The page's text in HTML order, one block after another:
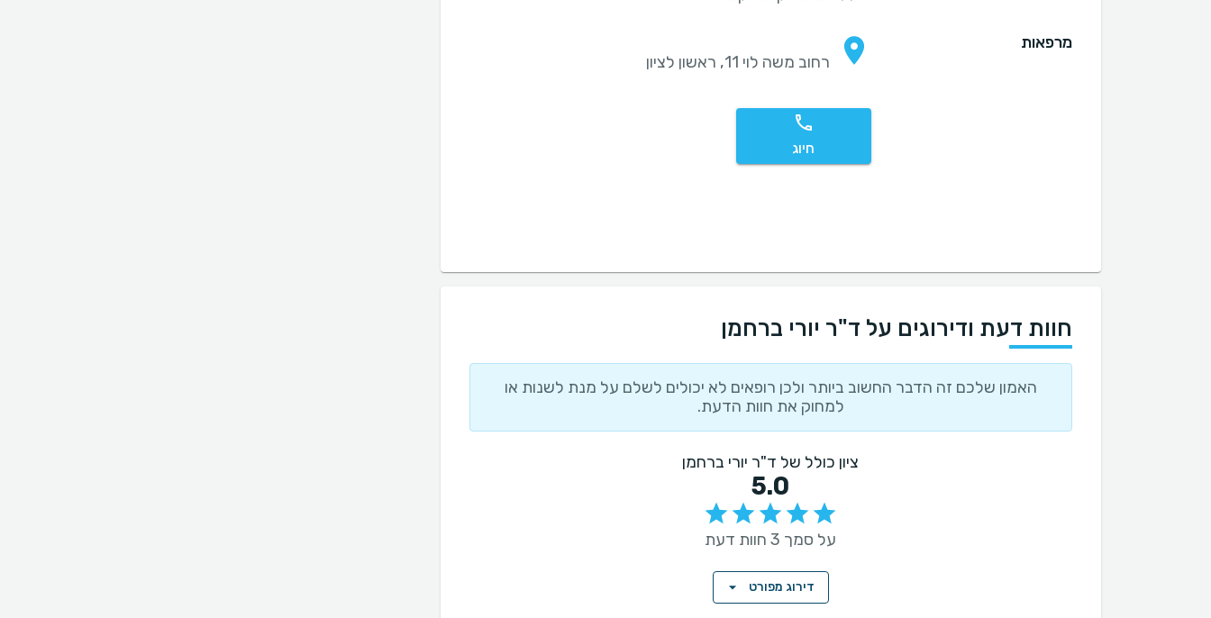
מרפאות
רחוב משה לוי 11, ראשון לציון
חיוג
חוות דעת ודירוגים על ד"ר יורי ברחמן
האמון שלכם זה הדבר החשוב ביותר ולכן רופאים לא יכולים לשלם על מנת לשנות או
למחוק את חוות הדעת.
ציון כולל של ד"ר יורי ברחמן
5.0
על סמך 3 חוות דעת
דירוג מפורט